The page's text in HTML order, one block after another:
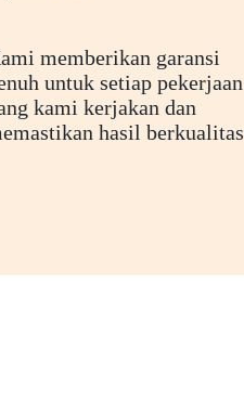
memberikan garansi
untuk setiap pekerjaan
kami kerjakan dan
hasil berkualitas